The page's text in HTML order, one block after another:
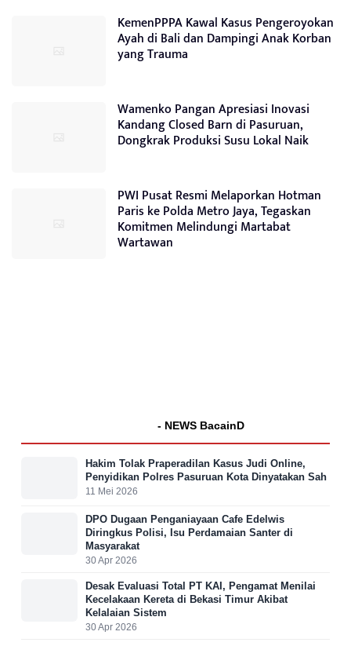
KemenPPPA Kawal Kasus Pengeroyokan
Ayah di Bali dan Dampingi Anak Korban
yang Trauma
Wamenko Pangan Apresiasi Inovasi
Kandang Closed Barn di Pasuruan,
Dongkrak Produksi Susu Lokal Naik
PWI Pusat Resmi Melaporkan Hotman
Paris ke Polda Metro Jaya, Tegaskan
Komitmen Melindungi Martabat
Wartawan
- NEWS BacainD
Hakim Tolak Praperadilan Kasus Judi Online,
Penyidikan Polres Pasuruan Kota Dinyatakan Sah
11 Mei 2026
DPO Dugaan Penganiayaan Cafe Edelwis
Diringkus Polisi, Isu Perdamaian Santer di
Masyarakat
30 Apr 2026
Desak Evaluasi Total PT KAI, Pengamat Menilai
Kecelakaan Kereta di Bekasi Timur Akibat
Kelalaian Sistem
30 Apr 2026